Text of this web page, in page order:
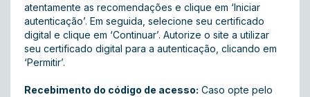
atentamente as recomendações e clique em ‘Iniciar
autenticação’. Em seguida, selecione seu certificado
digital e clique em ‘Continuar’. Autorize o site a utilizar
seu certificado digital para a autenticação, clicando em
‘Permitir’.
Recebimento do código de acesso: Caso opte pelo